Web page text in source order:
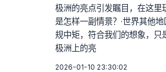
极洲的亮点引发瞩目，在这里
是怎样一副情景？·世界其他
规中矩，符合我们的想象，只
极洲上的亮
2026-01-10 23:30:02